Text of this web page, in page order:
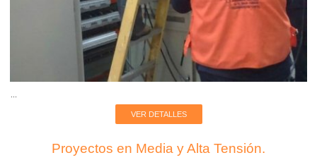
VER DETALLES
Proyectos en Media y Alta Tensión.